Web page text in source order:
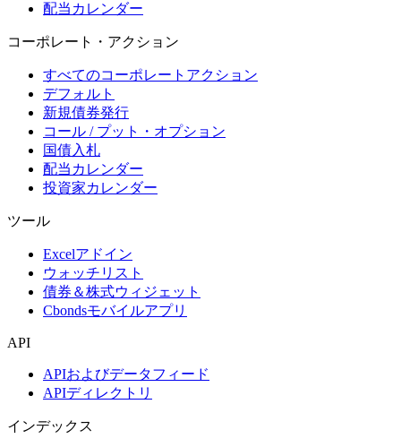
配当カレンダー
コーポレート・アクション
すべてのコーポレートアクション
デフォルト
新規債券発行
コール / プット・オプション
国債入札
配当カレンダー
投資家カレンダー
ツール
Excelアドイン
ウォッチリスト
債券＆株式ウィジェット
Cbondsモバイルアプリ
API
APIおよびデータフィード
APIディレクトリ
インデックス